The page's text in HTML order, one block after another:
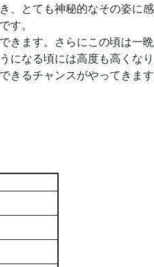
とても神秘的なその姿に感
す。
ます。さらにこの頃は一
なる頃には高度も高くな
るチャンスがやってきま